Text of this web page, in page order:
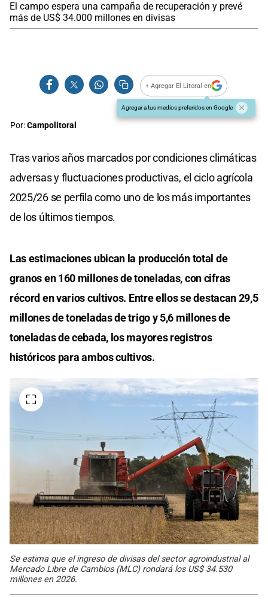
El campo espera una campaña de recuperación y prevé
más de US$ 34.000 millones en divisas
+ Agregar El Litoral en
Agregar a tus medios preferidos en Google
Por:Campolitoral
Tras varios años marcados por condiciones climáticas
adversas y fluctuaciones productivas, el ciclo agrícola
2025/26 se perfila como uno de los más importantes
de los últimos tiempos.
Las estimaciones ubican la producción total de
granos en 160 millones de toneladas, con cifras
récord en varios cultivos. Entre ellos se destacan 29,5
millones de toneladas de trigo y 5,6 millones de
toneladas de cebada, los mayores registros
históricos para ambos cultivos.
Se estima que el ingreso de divisas del sector agroindustrial al
Mercado Libre de Cambios (MLC) rondará los US$ 34.530
millones en 2026.